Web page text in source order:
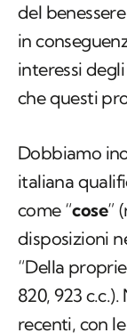
del
in
interessi
che questi
Dobbiamo
italiana
come “cose” (
disposizioni
“Della
820, 923
recenti, con